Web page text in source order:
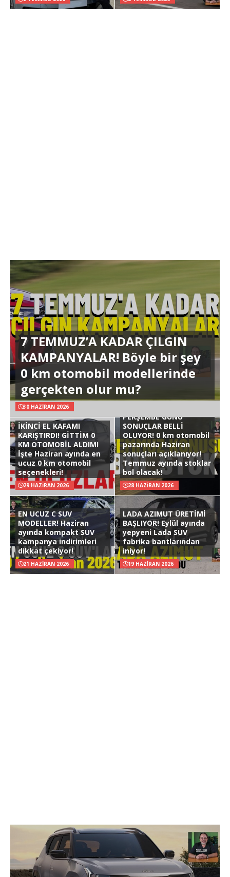
7 TEMMUZ’A KADAR ÇILGIN
KAMPANYALAR! Böyle bir şey
0 km otomobil modellerinde
gerçekten olur mu?
30 HAZIRAN 2026
İKİNCİ EL KAFAMI
KARIŞTIRDI! GİTTİM 0
KM OTOMOBİL ALDIM!
İşte Haziran ayında en
ucuz 0 km otomobil
seçenekleri!
29 HAZIRAN 2026
PERŞEMBE GÜNÜ
SONUÇLAR BELLİ
OLUYOR! 0 km otomobil
pazarında Haziran
sonuçları açıklanıyor!
Temmuz ayında stoklar
bol olacak!
28 HAZIRAN 2026
EN UCUZ C SUV
MODELLER! Haziran
ayında kompakt SUV
kampanya indirimleri
dikkat çekiyor!
21 HAZIRAN 2026
LADA AZIMUT ÜRETİMİ
BAŞLIYOR! Eylül ayında
yepyeni Lada SUV
fabrika bantlarından
iniyor!
19 HAZIRAN 2026